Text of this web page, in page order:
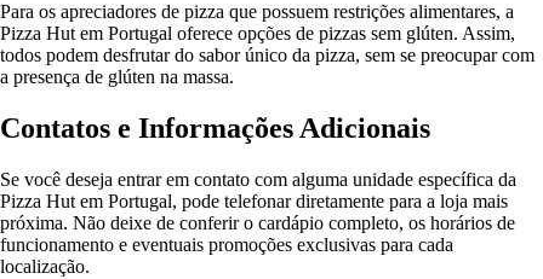
Para os apreciadores de pizza que possuem restrições alimentares, a
Pizza Hut em Portugal oferece opções de pizzas sem glúten. Assim,
todos podem desfrutar do sabor único da pizza, sem se preocupar com
a presença de glúten na massa.
Contatos e Informações Adicionais
Se você deseja entrar em contato com alguma unidade específica da
Pizza Hut em Portugal, pode telefonar diretamente para a loja mais
próxima. Não deixe de conferir o cardápio completo, os horários de
funcionamento e eventuais promoções exclusivas para cada
localização.